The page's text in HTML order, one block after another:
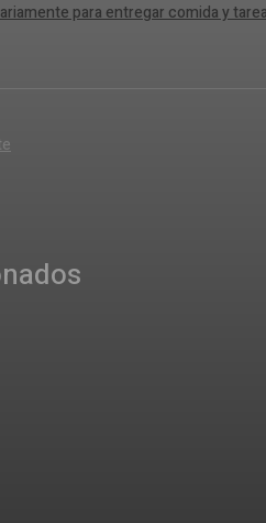
para entregar comida y